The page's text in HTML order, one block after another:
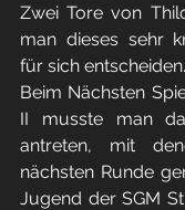
Zwei Tore von
man dieses sehr
für sich entscheiden.
Beim Nächsten
II musste man
antreten, mit
nächsten Runde
Jugend der SGM